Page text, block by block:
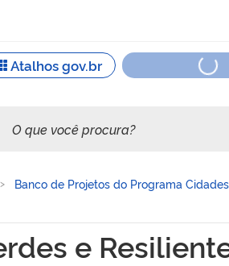
Banco de Projetos do Programa
(PCVR)
e